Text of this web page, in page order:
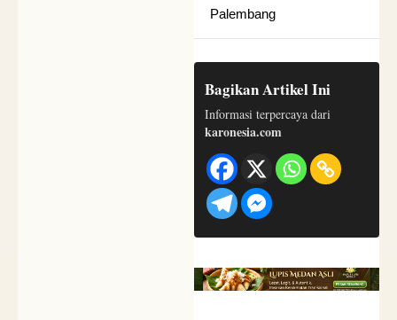
Palembang
Bagikan Artikel Ini
Informasi terpercaya dari
karonesia.com